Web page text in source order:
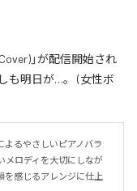
」が配信開始され
も明日が…。 (女性ボ
よるやさしいピアノバラ
メロディを大切にしなが
を感じるアレンジに仕上